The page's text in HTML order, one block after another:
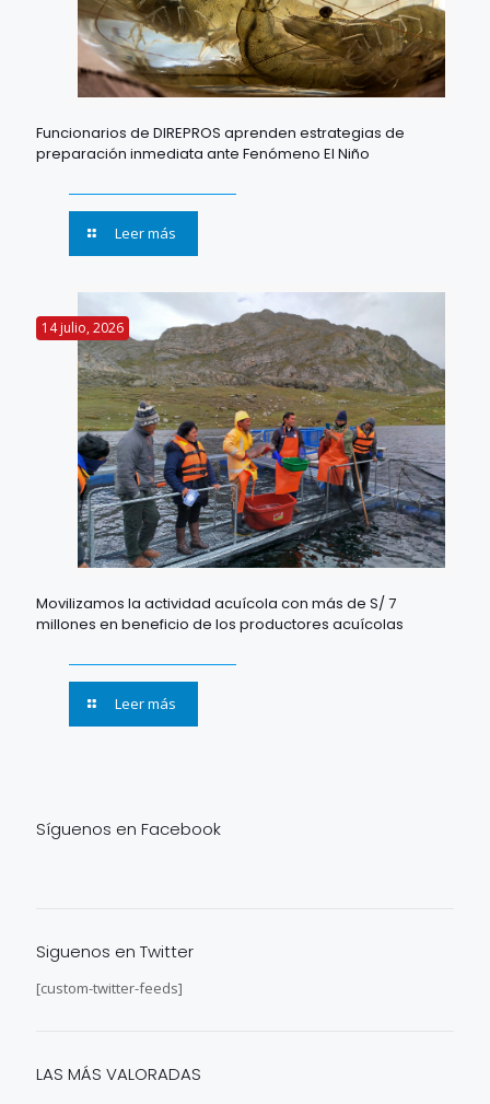
Funcionarios de DIREPROS aprenden estrategias de
preparación inmediata ante Fenómeno El Niño
Leer más
14 julio, 2026
Movilizamos la actividad acuícola con más de S/ 7
millones en beneficio de los productores acuícolas
Leer más
Síguenos en Facebook
Siguenos en Twitter
[custom-twitter-feeds]
LAS MÁS VALORADAS